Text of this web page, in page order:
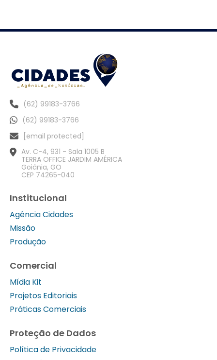
(62) 99183-3766
(62) 99183-3766
[email protected]
Av. C-4, 931 - Sala 1005 B
TERRA OFFICE JARDIM AMÉRICA
Goiânia, GO
CEP 74265-040
Institucional
Agência Cidades
Missão
Produção
Comercial
Mídia Kit
Projetos Editoriais
Práticas Comerciais
Proteção de Dados
Política de Privacidade